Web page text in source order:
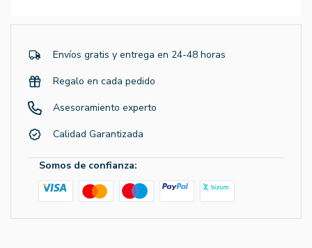
Envíos gratis y entrega en 24-48 horas
Regalo en cada pedido
Asesoramiento experto
Calidad Garantizada
Somos de confianza: